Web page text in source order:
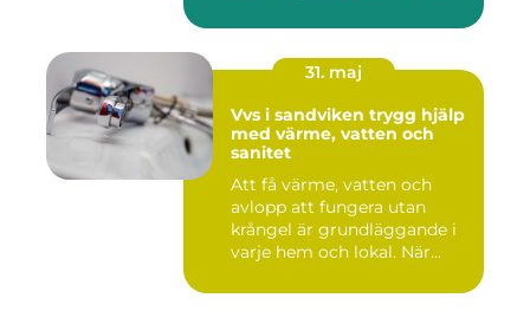
31. maj
Vvs i sandviken trygg hjälp
med värme, vatten och
sanitet
Att få värme, vatten och
avlopp att fungera utan
krångel är grundläggande i
varje hem och lokal. När...